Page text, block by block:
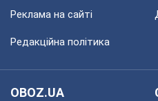
Реклама на сайті
Редакційна політика
OBOZ.UA